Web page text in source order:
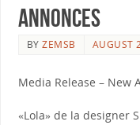
Annonces
BYZEMSB AUGUST
Media Release – New
«Lola» de la designer